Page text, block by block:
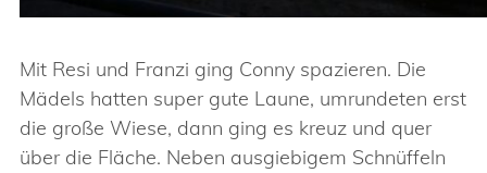
Mit Resi und Franzi ging Conny spazieren. Die
Mädels hatten super gute Laune, umrundeten erst
die große Wiese, dann ging es kreuz und quer
über die Fläche. Neben ausgiebigem Schnüffeln